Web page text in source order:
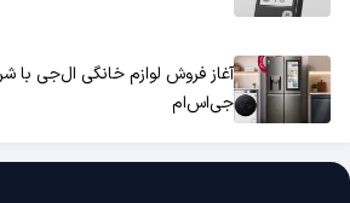
آغاز فروش لوازم خانگی ال‌جی با
جی‌اس‌ام